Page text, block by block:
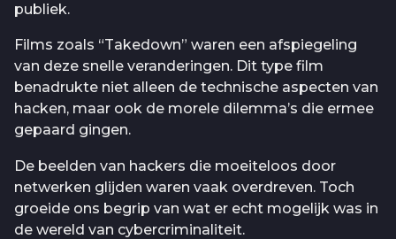
publiek.
Films zoals “Takedown” waren een afspiegeling
van deze snelle veranderingen. Dit type film
benadrukte niet alleen de technische aspecten van
hacken, maar ook de morele dilemma’s die ermee
gepaard gingen.
De beelden van hackers die moeiteloos door
netwerken glijden waren vaak overdreven. Toch
groeide ons begrip van wat er echt mogelijk was in
de wereld van cybercriminaliteit.